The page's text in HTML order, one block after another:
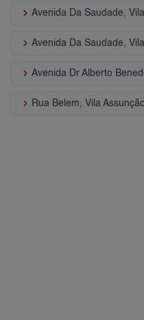
keyboard_arrow_right Avenida Da Saudade,
keyboard_arrow_right Avenida Da Saudade,
keyboard_arrow_right Avenida Dr Alberto
keyboard_arrow_right Rua Belem, Vila Assunção